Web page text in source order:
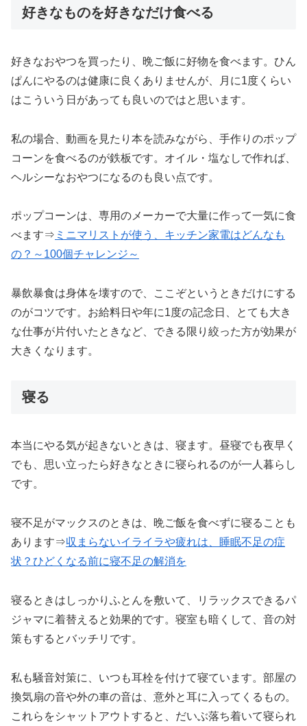
好きなものを好きなだけ食べる
好きなおやつを買ったり、晩ご飯に好物を食べます。ひん
ぱんにやるのは健康に良くありませんが、月に1度くらい
はこういう日があっても良いのではと思います。
私の場合、動画を見たり本を読みながら、手作りのポップ
コーンを食べるのが鉄板です。オイル・塩なしで作れば、
ヘルシーなおやつになるのも良い点です。
ポップコーンは、専用のメーカーで大量に作って一気に食
べます⇒ ミニマリストが使う、キッチン家電はどんなも
の？～100個チャレンジ～
暴飲暴食は身体を壊すので、ここぞというときだけにする
のがコツです。お給料日や年に1度の記念日、とても大き
な仕事が片付いたときなど、できる限り絞った方が効果が
大きくなります。
寝る
本当にやる気が起きないときは、寝ます。昼寝でも夜早く
でも、思い立ったら好きなときに寝られるのが一人暮らし
です。
寝不足がマックスのときは、晩ご飯を食べずに寝ることも
あります⇒収まらないイライラや疲れは、睡眠不足の症
状？ひどくなる前に寝不足の解消を
寝るときはしっかりふとんを敷いて、リラックスできるパ
ジャマに着替えると効果的です。寝室も暗くして、音の対
策もするとバッチリです。
私も騒音対策に、いつも耳栓を付けて寝ています。部屋の
換気扇の音や外の車の音は、意外と耳に入ってくるもの。
これらをシャットアウトすると、だいぶ落ち着いて寝られ